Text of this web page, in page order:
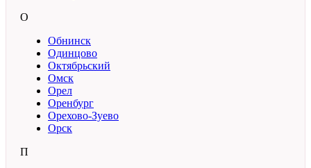
О
Обнинск
Одинцово
Октябрьский
Омск
Орел
Оренбург
Орехово-Зуево
Орск
П